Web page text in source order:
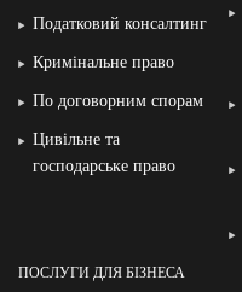
Податковий консалтинг
Кримінальне право
По договорним спорам
Цивільне та
господарське право
ПОСЛУГИ ДЛЯ БІЗНЕСА